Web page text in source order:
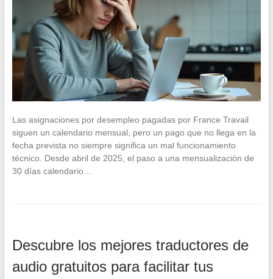
Las asignaciones por desempleo pagadas por France Travail
siguen un calendario mensual, pero un pago que no llega en la
fecha prevista no siempre significa un mal funcionamiento
técnico. Desde abril de 2025, el paso a una mensualización de
30 días calendario…
Descubre los mejores traductores de
audio gratuitos para facilitar tus